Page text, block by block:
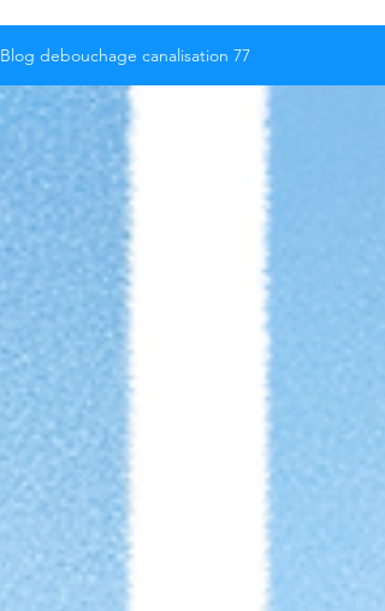
Blog debouchage canalisation 77